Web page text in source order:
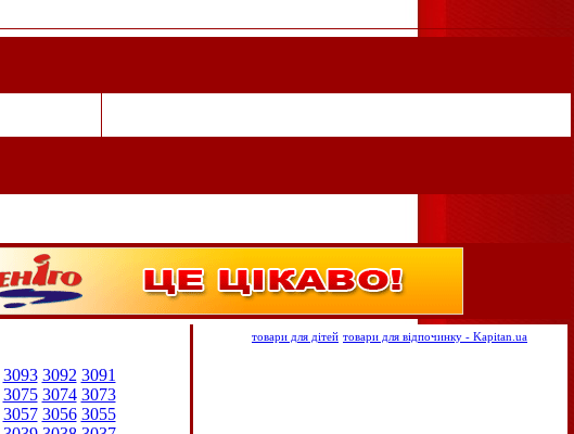
3093 3092 3091
3075 3074 3073
3057 3056 3055
товари для дітей товари для відпочинку - Kapitan.ua